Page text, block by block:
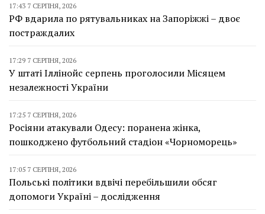
17:43 7 СЕРПНЯ, 2026
РФ вдарила по рятувальниках на Запоріжжі – двоє
постраждалих
17:29 7 СЕРПНЯ, 2026
У штаті Іллінойс серпень проголосили Місяцем
незалежності України
17:25 7 СЕРПНЯ, 2026
Росіяни атакували Одесу: поранена жінка,
пошкоджено футбольний стадіон «Чорноморець»
17:05 7 СЕРПНЯ, 2026
Польські політики вдвічі перебільшили обсяг
допомоги Україні – дослідження